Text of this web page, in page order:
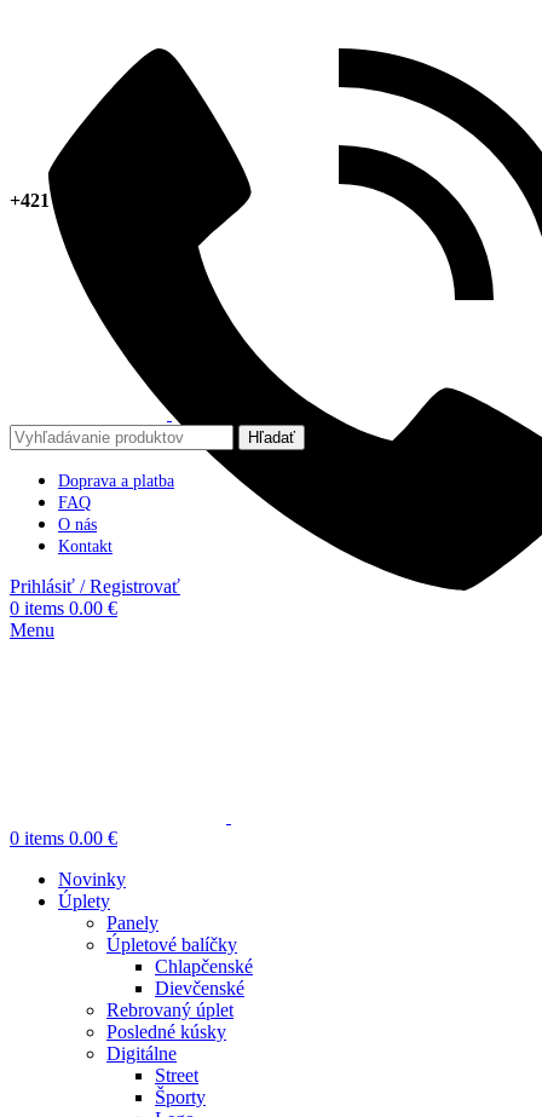
+421 918 378 267
Hľadať
Doprava a platba
FAQ
O nás
Kontakt
Prihlásiť / Registrovať
0 items 0.00 €
Menu
0 items 0.00 €
Novinky
Úplety
Panely
Úpletové balíčky
Chlapčenské
Dievčenské
Rebrovaný úplet
Posledné kúsky
Digitálne
Street
Športy